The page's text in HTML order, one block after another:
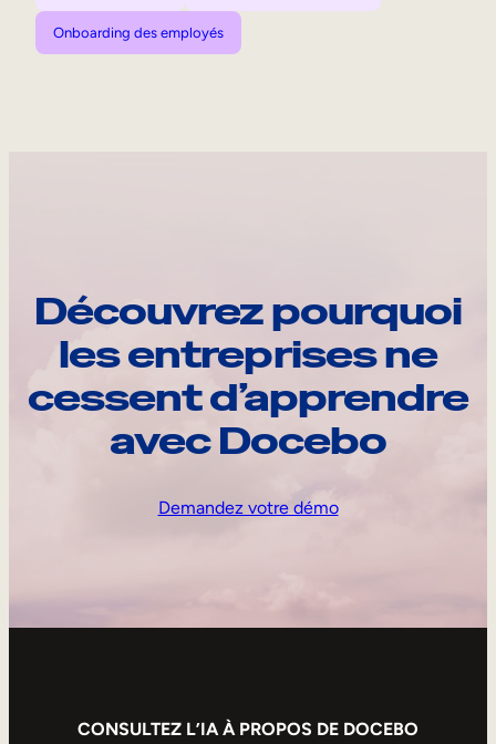
Onboarding des employés
Découvrez pourquoi
les entreprises ne
cessent d’apprendre
avec Docebo
Demandez votre démo
CONSULTEZ L’IA À PROPOS DE DOCEBO